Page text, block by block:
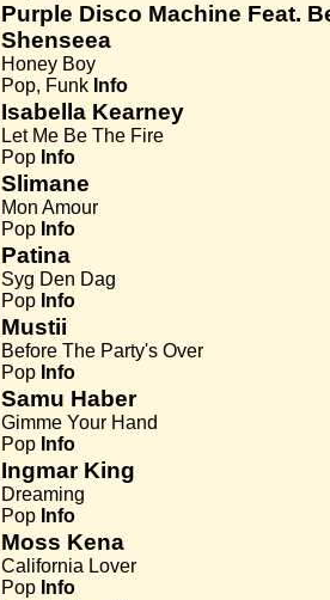
Purple Disco Machine Feat.
Shenseea
Honey Boy
Pop, Funk Info
Isabella Kearney
Let Me Be The Fire
Pop Info
Slimane
Mon Amour
Pop Info
Patina
Syg Den Dag
Pop Info
Mustii
Before The Party's Over
Pop Info
Samu Haber
Gimme Your Hand
Pop Info
Ingmar King
Dreaming
Pop Info
Moss Kena
California Lover
Pop Info